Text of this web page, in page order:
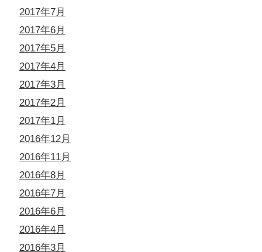
2017年7月
2017年6月
2017年5月
2017年4月
2017年3月
2017年2月
2017年1月
2016年12月
2016年11月
2016年8月
2016年7月
2016年6月
2016年4月
2016年3月